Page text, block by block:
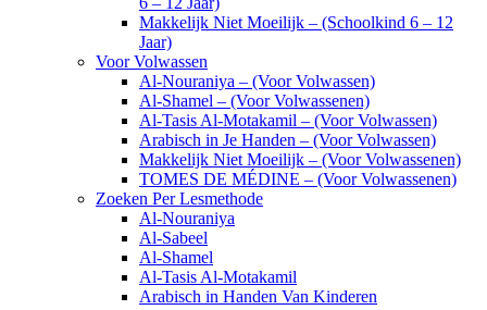
Makkelijk Niet Moeilijk – (Schoolkind 6 – 12
Jaar)
Voor Volwassen
Al-Nouraniya – (Voor Volwassen)
Al-Shamel – (Voor Volwassenen)
Al-Tasis Al-Motakamil – (Voor Volwassen)
Arabisch in Je Handen – (Voor Volwassen)
Makkelijk Niet Moeilijk – (Voor Volwassenen)
TOMES DE MÉDINE – (Voor Volwassenen)
Zoeken Per Lesmethode
Al-Nouraniya
Al-Sabeel
Al-Shamel
Al-Tasis Al-Motakamil
Arabisch in Handen Van Kinderen